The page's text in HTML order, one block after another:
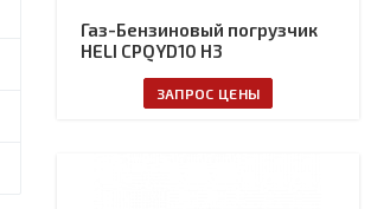
Газ-Бензиновый погрузчик
HELI CPQYD10 H3
ЗАПРОС ЦЕНЫ